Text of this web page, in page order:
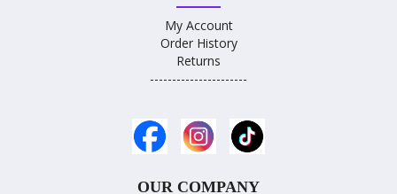
My Account
Order History
Returns
----------------------
OUR COMPANY